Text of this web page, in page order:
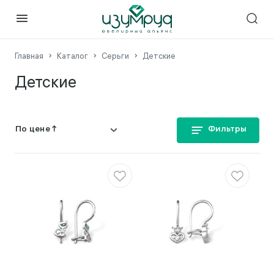
Главная Каталог Серьги Детские
Детские
Фильтры